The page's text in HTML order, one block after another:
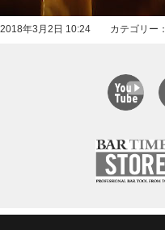
2018年3月2日 10:24 カテゴリー：